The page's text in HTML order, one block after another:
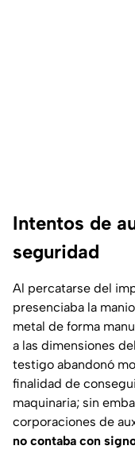
Intentos de
seguridad
Al percatarse del
presenciaba la
metal de forma
a las dimensiones
testigo abandonó
finalidad de
maquinaria; sin
corporaciones de
no contaba con